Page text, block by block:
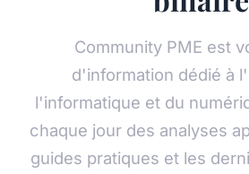
Community PME est
d'information dédié à
l'informatique et du
chaque jour des analyses
guides pratiques et les